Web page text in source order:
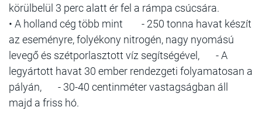
körülbelül 3 perc alatt ér fel a rámpa csúcsára.
• A holland cég több mint - 250 tonna havat készít
az eseményre, folyékony nitrogén, nagy nyomású
levegő és szétporlasztott víz segítségével, - A
legyártott havat 30 ember rendezgeti folyamatosan a
pályán, - 30-40 centinméter vastagságban áll
majd a friss hó.